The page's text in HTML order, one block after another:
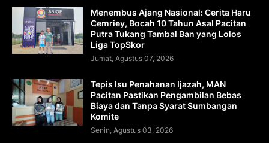
Menembus Ajang Nasional: Cerita Haru
Cemriey, Bocah 10 Tahun Asal Pacitan
Putra Tukang Tambal Ban yang Lolos
Liga TopSkor
Jumat, Agustus 07, 2026
Tepis Isu Penahanan Ijazah, MAN
Pacitan Pastikan Pengambilan Bebas
Biaya dan Tanpa Syarat Sumbangan
Komite
Senin, Agustus 03, 2026